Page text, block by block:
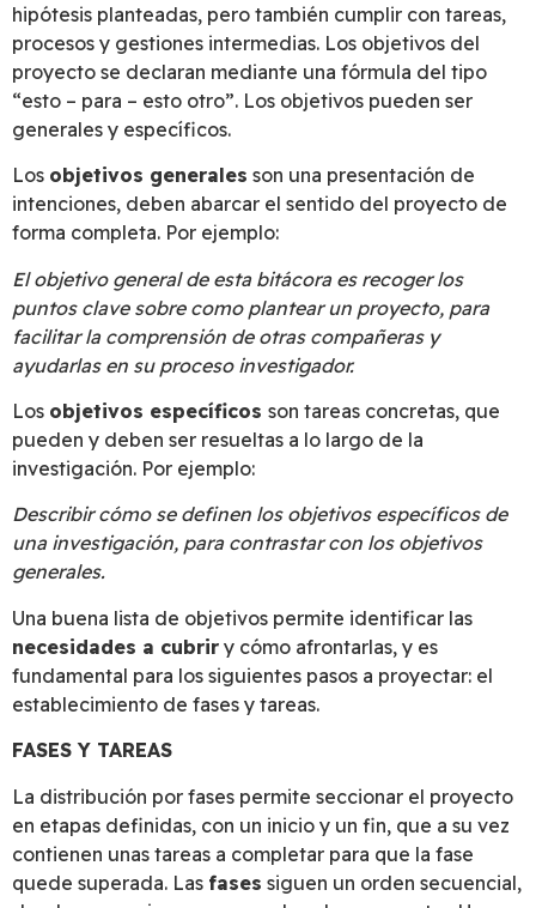
hipótesis planteadas, pero también cumplir con tareas,
procesos y gestiones intermedias. Los objetivos del
proyecto se declaran mediante una fórmula del tipo
“esto – para – esto otro”. Los objetivos pueden ser
generales y específicos.
Los objetivos generales son una presentación de
intenciones, deben abarcar el sentido del proyecto de
forma completa. Por ejemplo:
El objetivo general de esta bitácora es recoger los
puntos clave sobre como plantear un proyecto, para
facilitar la comprensión de otras compañeras y
ayudarlas en su proceso investigador.
Los objetivos específicos son tareas concretas, que
pueden y deben ser resueltas a lo largo de la
investigación. Por ejemplo:
Describir cómo se definen los objetivos específicos de
una investigación, para contrastar con los objetivos
generales.
Una buena lista de objetivos permite identificar las
necesidades a cubrir y cómo afrontarlas, y es
fundamental para los siguientes pasos a proyectar: el
establecimiento de fases y tareas.
FASES Y TAREAS
La distribución por fases permite seccionar el proyecto
en etapas definidas, con un inicio y un fin, que a su vez
contienen unas tareas a completar para que la fase
quede superada. Las fases siguen un orden secuencial,